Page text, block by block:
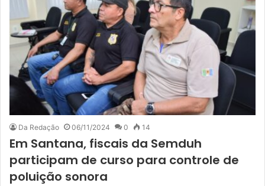
Da Redação 06/11/2024 0 14
Em Santana, fiscais da Semduh
participam de curso para controle de
poluição sonora